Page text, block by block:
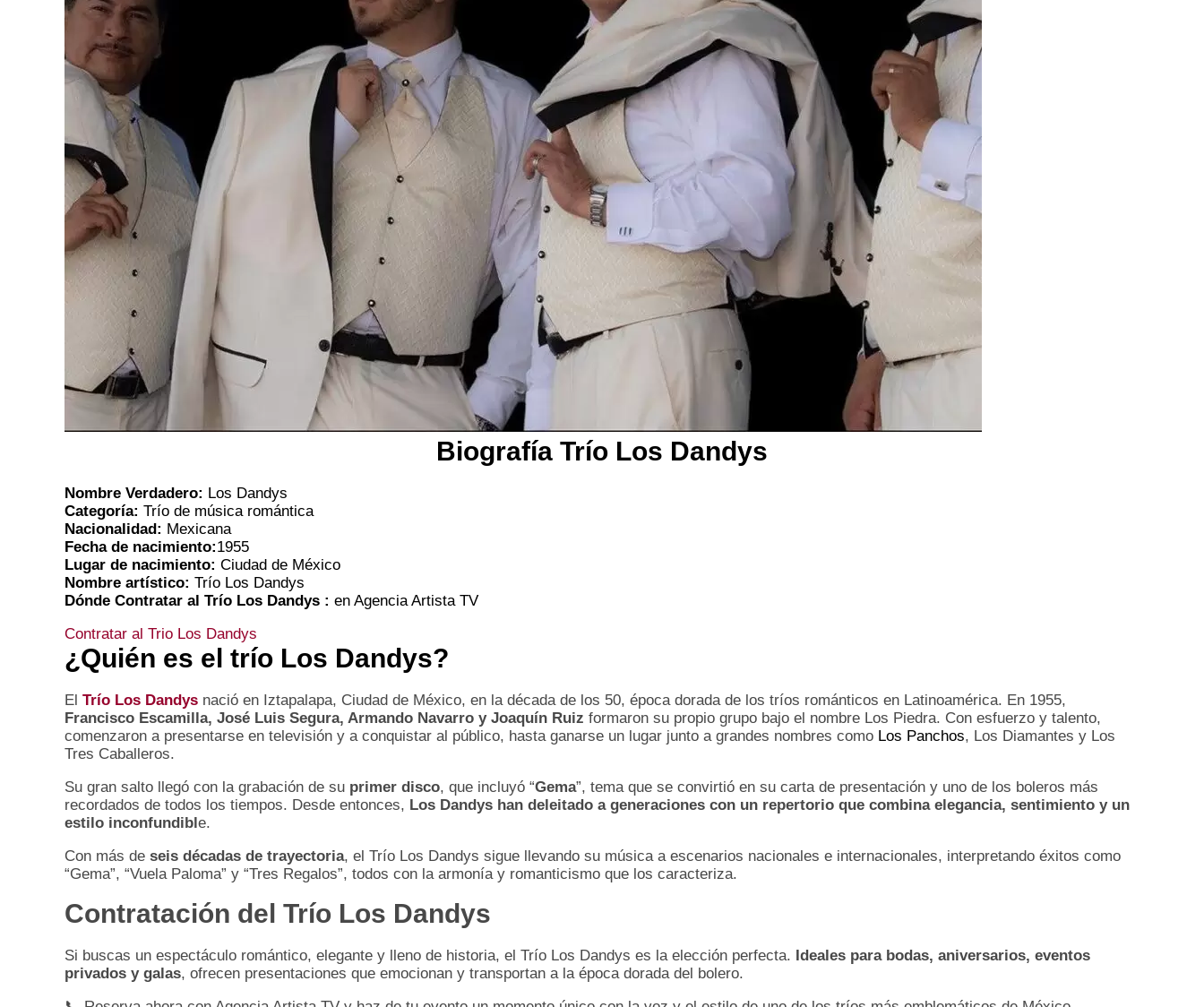
Biografía Trío Los Dandys
Nombre Verdadero: Los Dandys
Categoría: Trío de música romántica
Nacionalidad: Mexicana
Fecha de nacimiento:1955
Lugar de nacimiento: Ciudad de México
Nombre artístico: Trío Los Dandys
Dónde Contratar al Trío Los Dandys : en Agencia Artista TV
Contratar al Trio Los Dandys
¿Quién es el trío Los Dandys?
El Trío Los Dandys nació en Iztapalapa, Ciudad de México, en la década de los 50, época dorada de los tríos románticos en Latinoamérica. En 1955,
Francisco Escamilla, José Luis Segura, Armando Navarro y Joaquín Ruiz formaron su propio grupo bajo el nombre Los Piedra. Con esfuerzo y talento,
comenzaron a presentarse en televisión y a conquistar al público, hasta ganarse un lugar junto a grandes nombres como Los Panchos, Los Diamantes y Los
Tres Caballeros.
Su gran salto llegó con la grabación de su primer disco, que incluyó “Gema”, tema que se convirtió en su carta de presentación y uno de los boleros más
recordados de todos los tiempos. Desde entonces, Los Dandys han deleitado a generaciones con un repertorio que combina elegancia, sentimiento y un
estilo inconfundible.
Con más de seis décadas de trayectoria, el Trío Los Dandys sigue llevando su música a escenarios nacionales e internacionales, interpretando éxitos como
“Gema”, “Vuela Paloma” y “Tres Regalos”, todos con la armonía y romanticismo que los caracteriza.
Contratación del Trío Los Dandys
Si buscas un espectáculo romántico, elegante y lleno de historia, el Trío Los Dandys es la elección perfecta. Ideales para bodas, aniversarios, eventos
privados y galas, ofrecen presentaciones que emocionan y transportan a la época dorada del bolero.